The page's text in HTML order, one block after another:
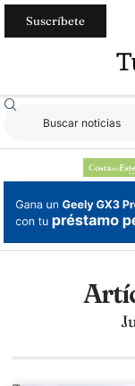
Suscríbete